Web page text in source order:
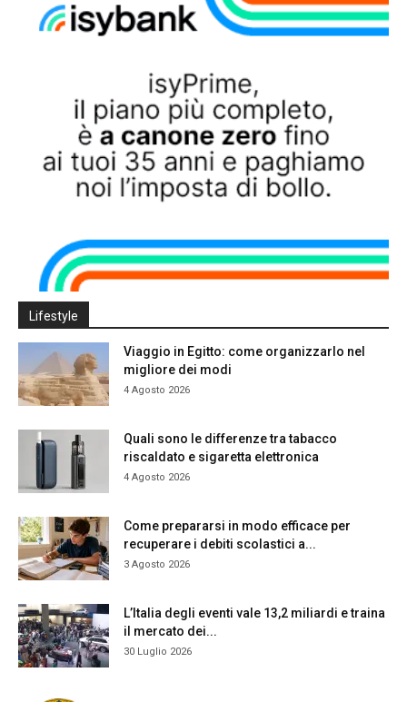
Lifestyle
Viaggio in Egitto: come organizzarlo nel
migliore dei modi
4 Agosto 2026
Quali sono le differenze tra tabacco
riscaldato e sigaretta elettronica
4 Agosto 2026
Come prepararsi in modo efficace per
recuperare i debiti scolastici a...
3 Agosto 2026
L’Italia degli eventi vale 13,2 miliardi e traina
il mercato dei...
30 Luglio 2026